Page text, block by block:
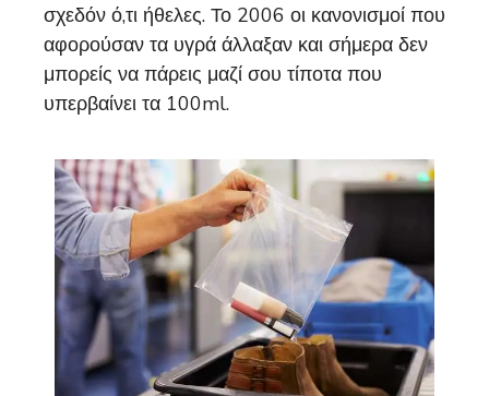
σχεδόν ό,τι ήθελες. Το 2006 οι κανονισμοί που
αφορούσαν τα υγρά άλλαξαν και σήμερα δεν
μπορείς να πάρεις μαζί σου τίποτα που
υπερβαίνει τα 100ml.